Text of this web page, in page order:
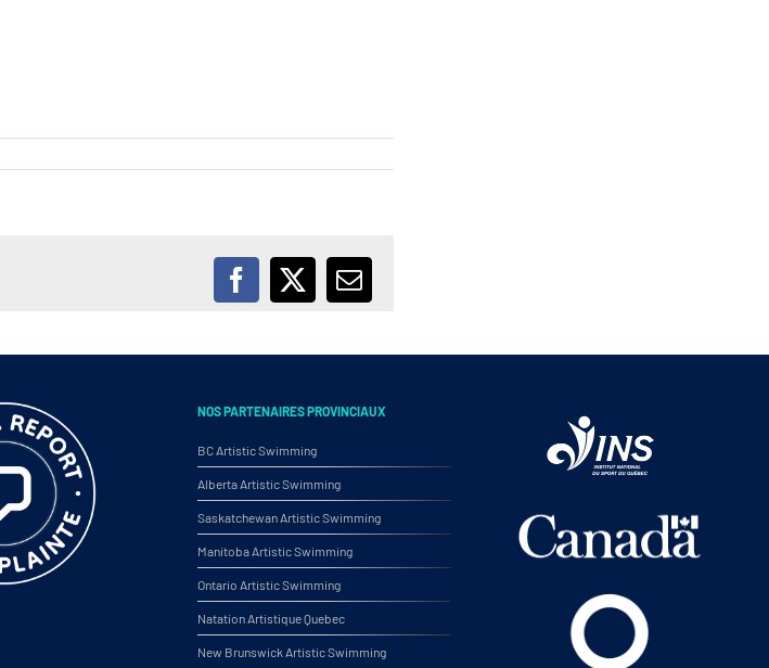
Facebook
X Email
NOS PARTENAIRES PROVINCIAUX
BC Artistic Swimming
Alberta Artistic Swimming
Saskatchewan Artistic Swimming
Manitoba Artistic Swimming
Ontario Artistic Swimming
Natation Artistique Quebec
New Brunswick Artistic Swimming